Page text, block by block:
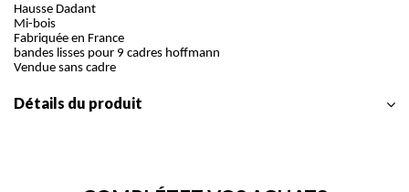
Hausse Dadant
Mi-bois
Fabriquée en France
bandes lisses pour 9 cadres hoffmann
Vendue sans cadre
Détails du produit